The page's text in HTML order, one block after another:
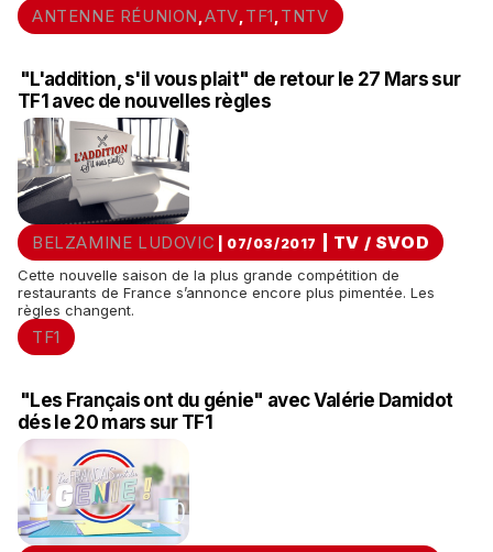
ANTENNE RÉUNION ,ATV, TF1 , TNTV
"L'addition, s'il vous plait" de retour le 27 Mars sur
TF1 avec de nouvelles règles
BELZAMINE LUDOVIC | 07/03/2017 TV / SVOD
Cette nouvelle saison de la plus grande compétition de
restaurants de France s’annonce encore plus pimentée. Les
règles changent.
TF1
"Les Français ont du génie" avec Valérie Damidot
dés le 20 mars sur TF1